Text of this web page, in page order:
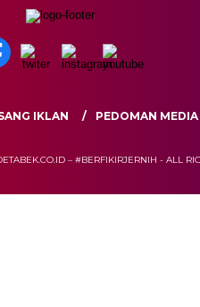
IKLAN PEDOMAN MEDIA
– #BERFIKIRJERNIH - ALL